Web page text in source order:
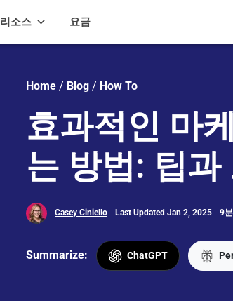
리소스 요금
Home / Blog / How To
효과적인 마
는 방법: 팁과
Casey Ciniello Last Updated Jan 2, 2025 9분
Summarize: ChatGPT